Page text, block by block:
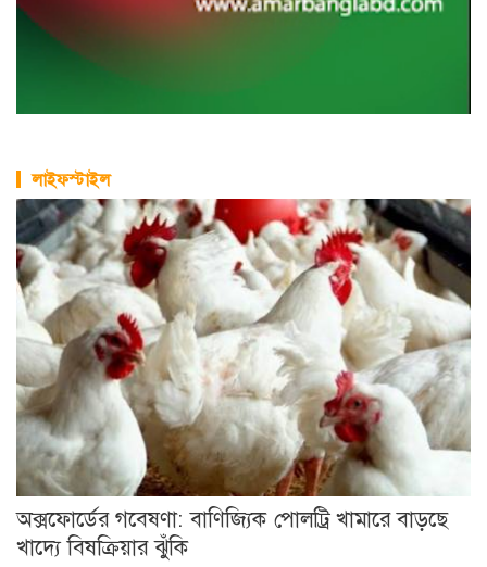
লাইফস্টাইল
অক্সফোর্ডের গবেষণা: বাণিজ্যিক পোলট্রি খামারে বাড়ছে
খাদ্যে বিষক্রিয়ার ঝুঁকি